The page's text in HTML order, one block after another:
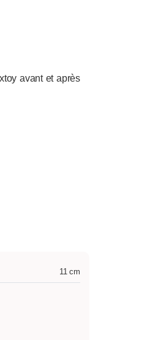
avant et après
11 cm